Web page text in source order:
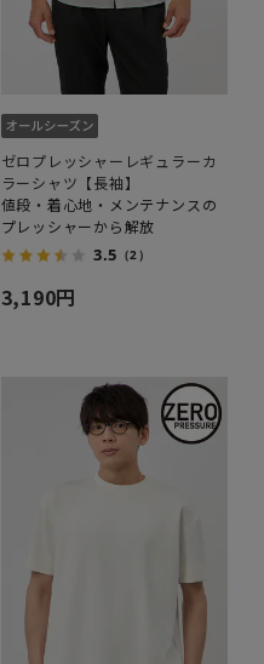
ゼロプレッシャーレギュラーカ
ラーシャツ【長袖】
値段・着心地・メンテナンスの
プレッシャーから解放
3.5 （2）
3,190円